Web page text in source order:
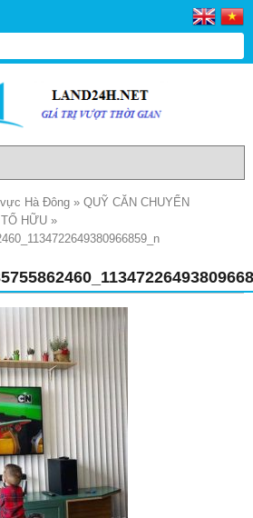
Hà Đông » QUỸ CĂN CHUYỂN
HỮU »